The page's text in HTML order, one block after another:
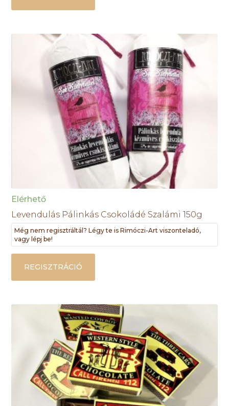
Elérhető
Levendulás Pálinkás Csokoládé Szalámi 150g
Még nem regisztráltál? Légy te is Rimóczi-Art viszonteladó,
vagy lépj be!
REGISZTRÁCIÓ